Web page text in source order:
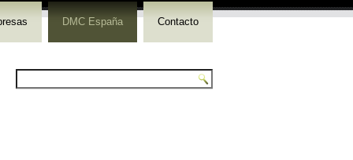
DMC España Contacto